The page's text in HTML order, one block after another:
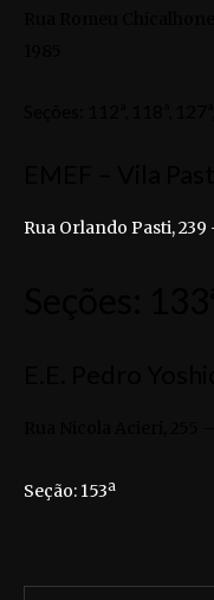
Rua Orlando Pasti,
Seção: 153ª